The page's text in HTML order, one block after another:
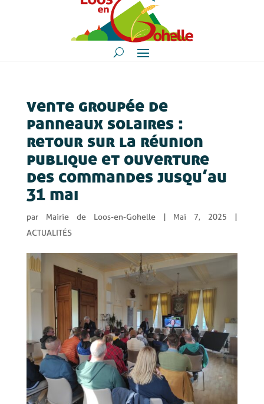
vente groupée de
panneaux solaires :
retour sur la réunion
publique et ouverture
des commandes jusqu’au
31 mai
par Mairie de Loos-en-Gohelle| Mai 7, 2025 |
ACTUALITÉS